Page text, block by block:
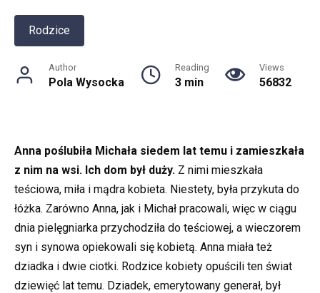
Rodzice
Author
Pola Wysocka
Reading
3 min
Views
56832
Anna poślubiła Michała siedem lat temu i zamieszkała
z nim na wsi. Ich dom był duży. Z nimi mieszkała
teściowa, miła i mądra kobieta. Niestety, była przykuta do
łóżka. Zarówno Anna, jak i Michał pracowali, więc w ciągu
dnia pielęgniarka przychodziła do teściowej, a wieczorem
syn i synowa opiekowali się kobietą. Anna miała też
dziadka i dwie ciotki. Rodzice kobiety opuścili ten świat
dziewięć lat temu. Dziadek, emerytowany generał, był